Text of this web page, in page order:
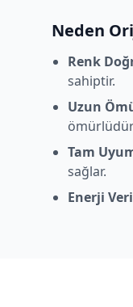
Neden
Renk
sahiptir.
Uzun
Tam
sağlar.
Enerji